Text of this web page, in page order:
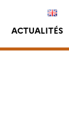
ACTUALITÉS